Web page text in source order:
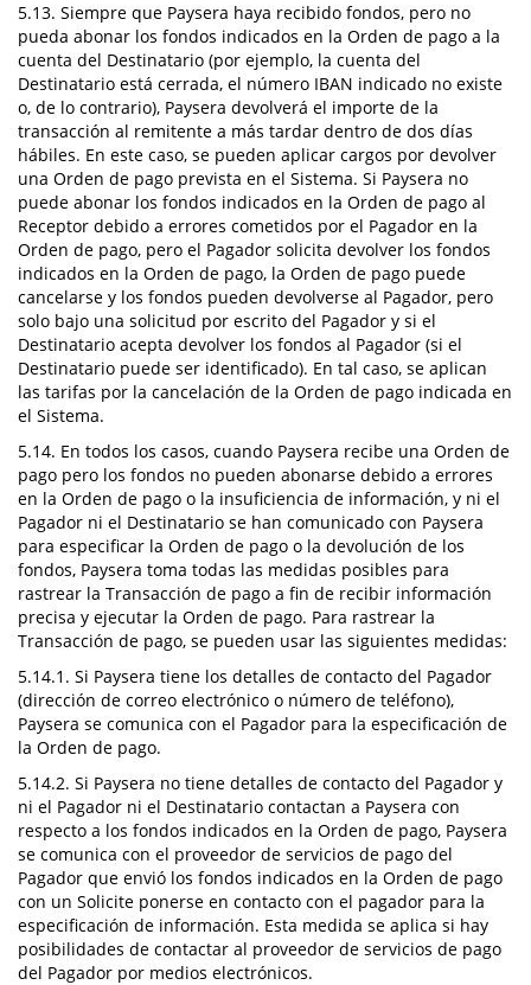
5.13. Siempre que Paysera haya recibido fondos, pero no
pueda abonar los fondos indicados en la Orden de pago a la
cuenta del Destinatario (por ejemplo, la cuenta del
Destinatario está cerrada, el número IBAN indicado no existe
o, de lo contrario), Paysera devolverá el importe de la
transacción al remitente a más tardar dentro de dos días
hábiles. En este caso, se pueden aplicar cargos por devolver
una Orden de pago prevista en el Sistema. Si Paysera no
puede abonar los fondos indicados en la Orden de pago al
Receptor debido a errores cometidos por el Pagador en la
Orden de pago, pero el Pagador solicita devolver los fondos
indicados en la Orden de pago, la Orden de pago puede
cancelarse y los fondos pueden devolverse al Pagador, pero
solo bajo una solicitud por escrito del Pagador y si el
Destinatario acepta devolver los fondos al Pagador (si el
Destinatario puede ser identificado). En tal caso, se aplican
las tarifas por la cancelación de la Orden de pago indicada en
el Sistema.
5.14. En todos los casos, cuando Paysera recibe una Orden de
pago pero los fondos no pueden abonarse debido a errores
en la Orden de pago o la insuficiencia de información, y ni el
Pagador ni el Destinatario se han comunicado con Paysera
para especificar la Orden de pago o la devolución de los
fondos, Paysera toma todas las medidas posibles para
rastrear la Transacción de pago a fin de recibir información
precisa y ejecutar la Orden de pago. Para rastrear la
Transacción de pago, se pueden usar las siguientes medidas:
5.14.1. Si Paysera tiene los detalles de contacto del Pagador
(dirección de correo electrónico o número de teléfono),
Paysera se comunica con el Pagador para la especificación de
la Orden de pago.
5.14.2. Si Paysera no tiene detalles de contacto del Pagador y
ni el Pagador ni el Destinatario contactan a Paysera con
respecto a los fondos indicados en la Orden de pago, Paysera
se comunica con el proveedor de servicios de pago del
Pagador que envió los fondos indicados en la Orden de pago
con un Solicite ponerse en contacto con el pagador para la
especificación de información. Esta medida se aplica si hay
posibilidades de contactar al proveedor de servicios de pago
del Pagador por medios electrónicos.